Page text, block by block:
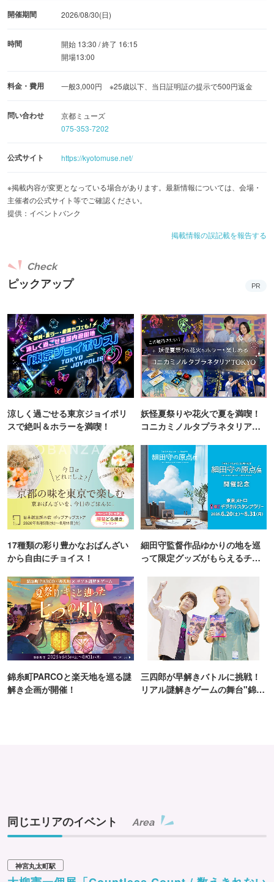
開催期間 2026/08/30(日)
時間
開始 13:30 / 終了 16:15
開場13:00
料金・費用 一般3,000円 ※25歳以下、当日証明証の提示で500円返金
問い合わせ
京都ミューズ
075-353-7202
公式サイト https://kyotomuse.net/
※掲載内容が変更となっている場合があります。最新情報については、会場・
主催者の公式サイト等でご確認ください。
提供：イベントバンク
掲載情報の誤記載を報告する
ピックアップ
Check
PR
涼しく過ごせる東京ジョイポリ
スで絶叫＆ホラーを満喫！
妖怪夏祭りや花火で夏を満喫！
コニカミノルタプラネタリア
17種類の彩り豊かなおばんざい
から自由にチョイス！
細田守監督作品ゆかりの地を巡
って限定グッズがもらえるチャ
錦糸町PARCOと楽天地を巡る謎
解き企画が開催！
三四郎が早解きバトルに挑戦！
リアル謎解きゲームの舞台"錦糸
同じエリアのイベント Area
神宮丸太町駅